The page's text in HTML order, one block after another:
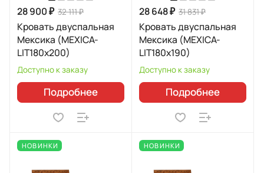
28 900 ₽ 32 111 ₽
Кровать двуспальная
Мексика (MEXICA-
LIT180х200)
Доступно к заказу
Подробнее
28 648 ₽ 31 831 ₽
Кровать двуспальная
Мексика (MEXICA-
LIT180х190)
Доступно к заказу
Подробнее
НОВИНКИ НОВИНКИ